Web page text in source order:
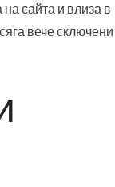
сайта и влиза в
вече сключени